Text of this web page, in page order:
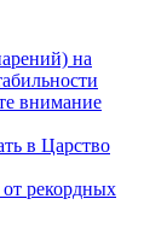
на
внимание
в Царство
рекордных